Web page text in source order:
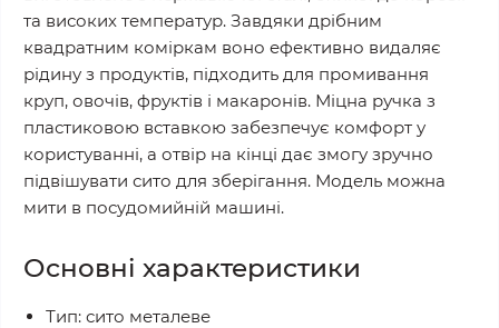
та високих температур. Завдяки дрібним
квадратним коміркам воно ефективно видаляє
рідину з продуктів, підходить для промивання
круп, овочів, фруктів і макаронів. Міцна ручка з
пластиковою вставкою забезпечує комфорт у
користуванні, а отвір на кінці дає змогу зручно
підвішувати сито для зберігання. Модель можна
мити в посудомийній машині.
Основні характеристики
Тип: сито металеве